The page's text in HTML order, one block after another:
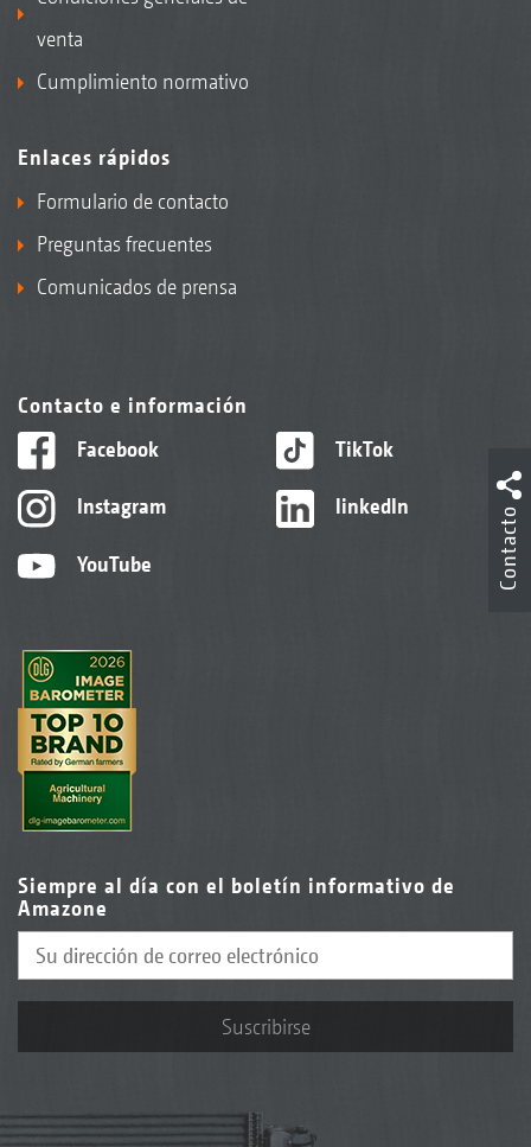
venta
Cumplimiento normativo
Enlaces rápidos
Formulario de contacto
Preguntas frecuentes
Comunicados de prensa
Contacto e información
Facebook
Instagram
YouTube
TikTok
linkedIn
Siempre al día con el boletín informativo de
Amazone
Suscribirse
Contacto